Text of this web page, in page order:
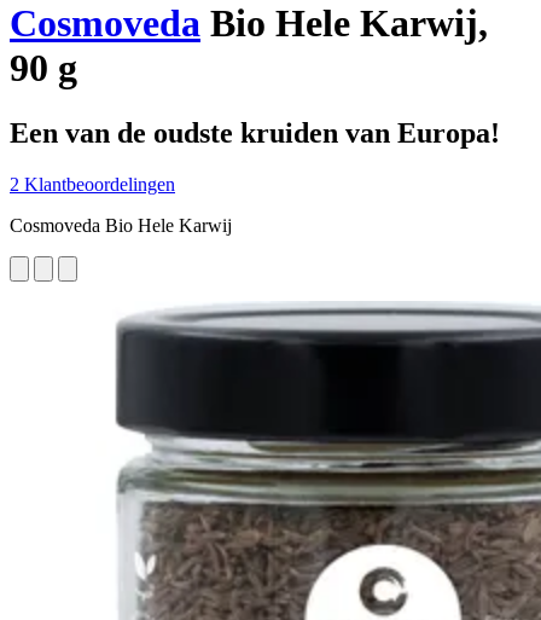
Cosmoveda Bio Hele Karwij,
90 g
Een van de oudste kruiden van Europa!
2 Klantbeoordelingen
Cosmoveda Bio Hele Karwij